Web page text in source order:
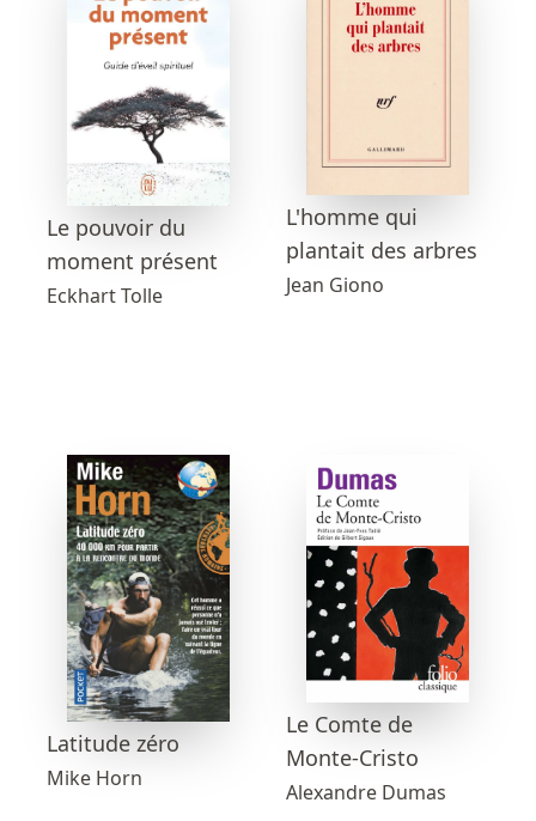
Le pouvoir du
moment présent
Eckhart Tolle
L'homme qui
plantait des arbres
Jean Giono
Latitude zéro
Mike Horn
Le Comte de
Monte-Cristo
Alexandre Dumas